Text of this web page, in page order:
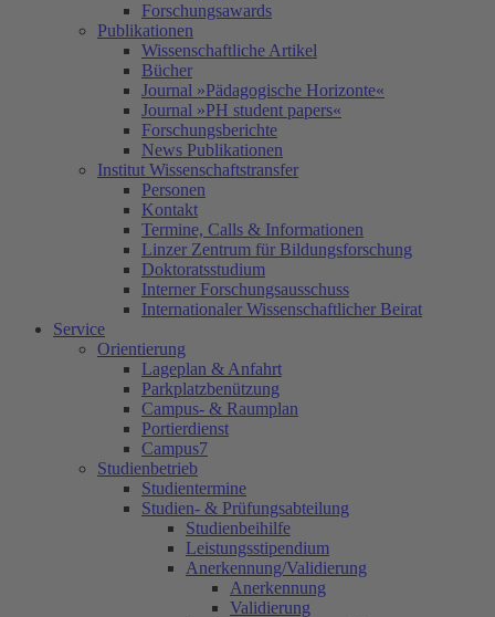
Forschungsawards
Publikationen
Wissenschaftliche Artikel
Bücher
Journal »Pädagogische Horizonte«
Journal »PH student papers«
Forschungsberichte
News Publikationen
Institut Wissenschaftstransfer
Personen
Kontakt
Termine, Calls & Informationen
Linzer Zentrum für Bildungsforschung
Doktoratsstudium
Interner Forschungsausschuss
Internationaler Wissenschaftlicher Beirat
Service
Orientierung
Lageplan & Anfahrt
Parkplatzbenützung
Campus- & Raumplan
Portierdienst
Campus7
Studienbetrieb
Studientermine
Studien- & Prüfungsabteilung
Studienbeihilfe
Leistungsstipendium
Anerkennung/Validierung
Anerkennung
Validierung